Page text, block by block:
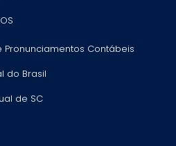
Pronunciamentos Contábeis
do Brasil
de SC